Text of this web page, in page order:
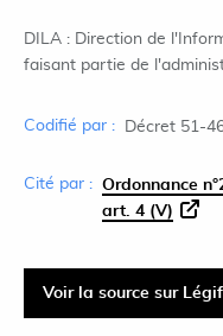
DILA : Direction de
faisant partie de
Codifié par : Décret 51-
Cité par : Ordonnance
art. 4 (V)
Voir la source sur